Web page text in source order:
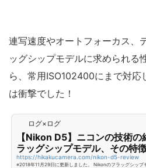
連写速度やオートフォーカス、
ッグシップモデルに求められる
ら、常用ISO102400にまで対応
は衝撃でした！
ログ×ログ
【Nikon D5】ニコンの技術の
ラッグシップモデル、その特
ビュー！
https://hikakucamera.com/nikon-d5-review
※2018年11月29日に更新しました。 Nikonのフラッグシップ